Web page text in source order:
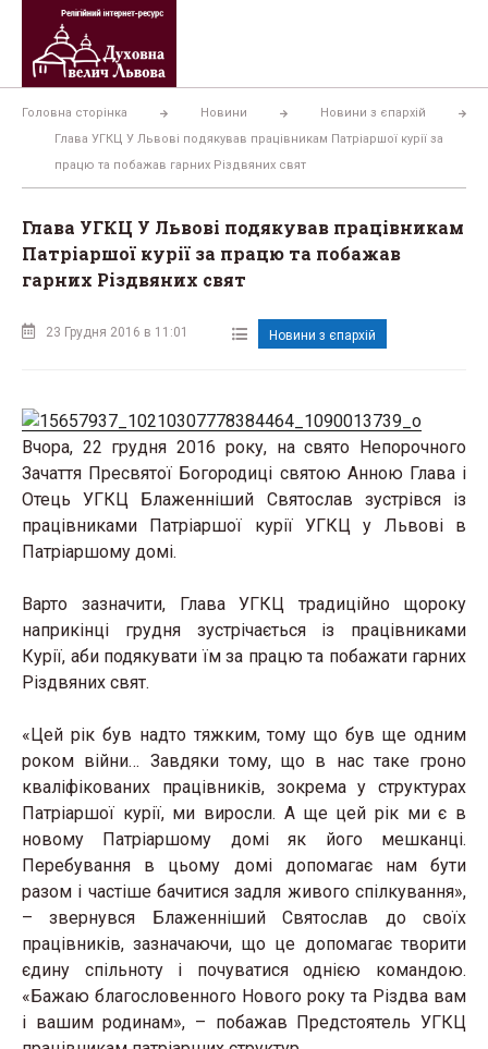
Перейти
вмісту
Головна сторінка Новини
Новини з єпархій
Глава УГКЦ У Львові подякував працівникам Патріаршої курії за
працю та побажав гарних Різдвяних свят
Глава УГКЦ У Львові подякував працівникам
Патріаршої курії за працю та побажав
гарних Різдвяних свят
23 Грудня 2016 в 11:01 Новини з єпархій
Вчора, 22 грудня 2016 року, на свято Непорочного
Зачаття Пресвятої Богородиці святою Анною Глава і
Отець УГКЦ Блаженніший Святослав зустрівся із
працівниками Патріаршої курії УГКЦ у Львові в
Патріаршому домі.
Варто зазначити, Глава УГКЦ традиційно щороку
наприкінці грудня зустрічається із працівниками
Курії, аби подякувати їм за працю та побажати гарних
Різдвяних свят.
«Цей рік був надто тяжким, тому що був ще одним
роком війни… Завдяки тому, що в нас таке гроно
кваліфікованих працівників, зокрема у структурах
Патріаршої курії, ми виросли. А ще цей рік ми є в
новому Патріаршому домі як його мешканці.
Перебування в цьому домі допомагає нам бути
разом і частіше бачитися задля живого спілкування»,
– звернувся Блаженніший Святослав до своїх
працівників, зазначаючи, що це допомагає творити
єдину спільноту і почуватися однією командою.
«Бажаю благословенного Нового року та Різдва вам
і вашим родинам», – побажав Предстоятель УГКЦ